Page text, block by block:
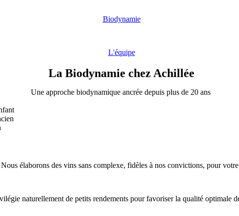
Biodynamie
L'équipe
La Biodynamie chez Achillée
Une approche biodynamique ancrée depuis plus de 20 ans
élaborons des vins sans complexe, fidèles à nos convictions, pour
naturellement de petits rendements pour favoriser la qualité optimale